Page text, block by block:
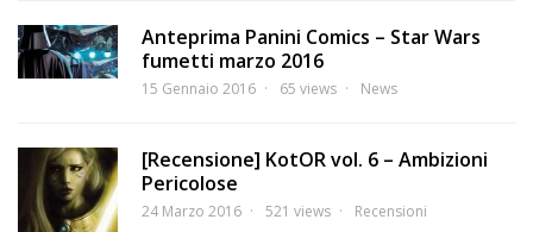
Anteprima Panini Comics – Star Wars
fumetti marzo 2016
15 Gennaio 2016 65 views News
[Recensione] KotOR vol. 6 – Ambizioni
Pericolose
24 Marzo 2016 521 views Recensioni